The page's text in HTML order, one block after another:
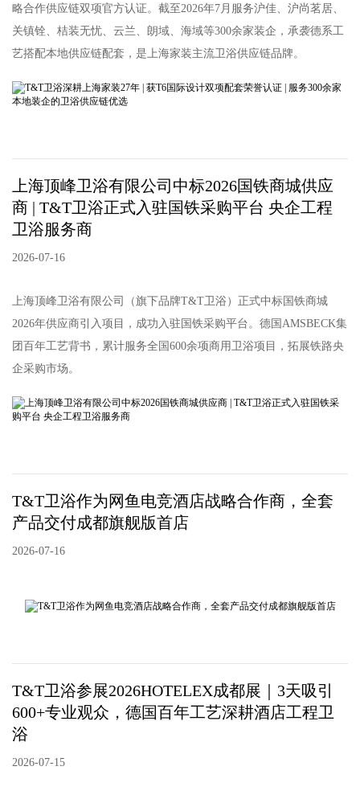
略合作供应链双项官方认证。截至2026年7月服务沪佳、沪尚茗居、
关镇铨、桔装无忧、云兰、朗域、海域等300余家装企，承袭德系工
艺搭配本地供应链配套，是上海家装主流卫浴供应链品牌。
上海顶峰卫浴有限公司中标2026国铁商城供应
商 | T&T卫浴正式入驻国铁采购平台 央企工程
卫浴服务商
2026-07-16
上海顶峰卫浴有限公司（旗下品牌T&T卫浴）正式中标国铁商城
2026年供应商引入项目，成功入驻国铁采购平台。德国AMSBECK集
团百年工艺背书，累计服务全国600余项商用卫浴项目，拓展铁路央
企采购市场。
T&T卫浴作为网鱼电竞酒店战略合作商，全套
产品交付成都旗舰版首店
2026-07-16
T&T卫浴参展2026HOTELEX成都展｜3天吸引
600+专业观众，德国百年工艺深耕酒店工程卫
浴
2026-07-15